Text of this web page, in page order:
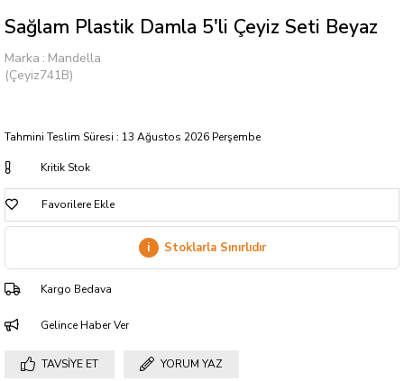
Sağlam Plastik Damla 5'li Çeyiz Seti Beyaz
Marka : Mandella
(Çeyiz741B)
Tahmini Teslim Süresi : 13 Ağustos 2026 Perşembe
Kritik Stok
Favorilere Ekle
i Stoklarla Sınırlıdır
Kargo Bedava
Gelince Haber Ver
TAVSIYE ET YORUM YAZ